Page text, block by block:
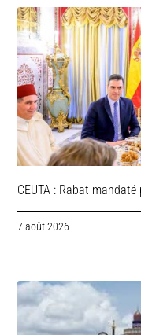
CEUTA : Rabat
7 août 2026